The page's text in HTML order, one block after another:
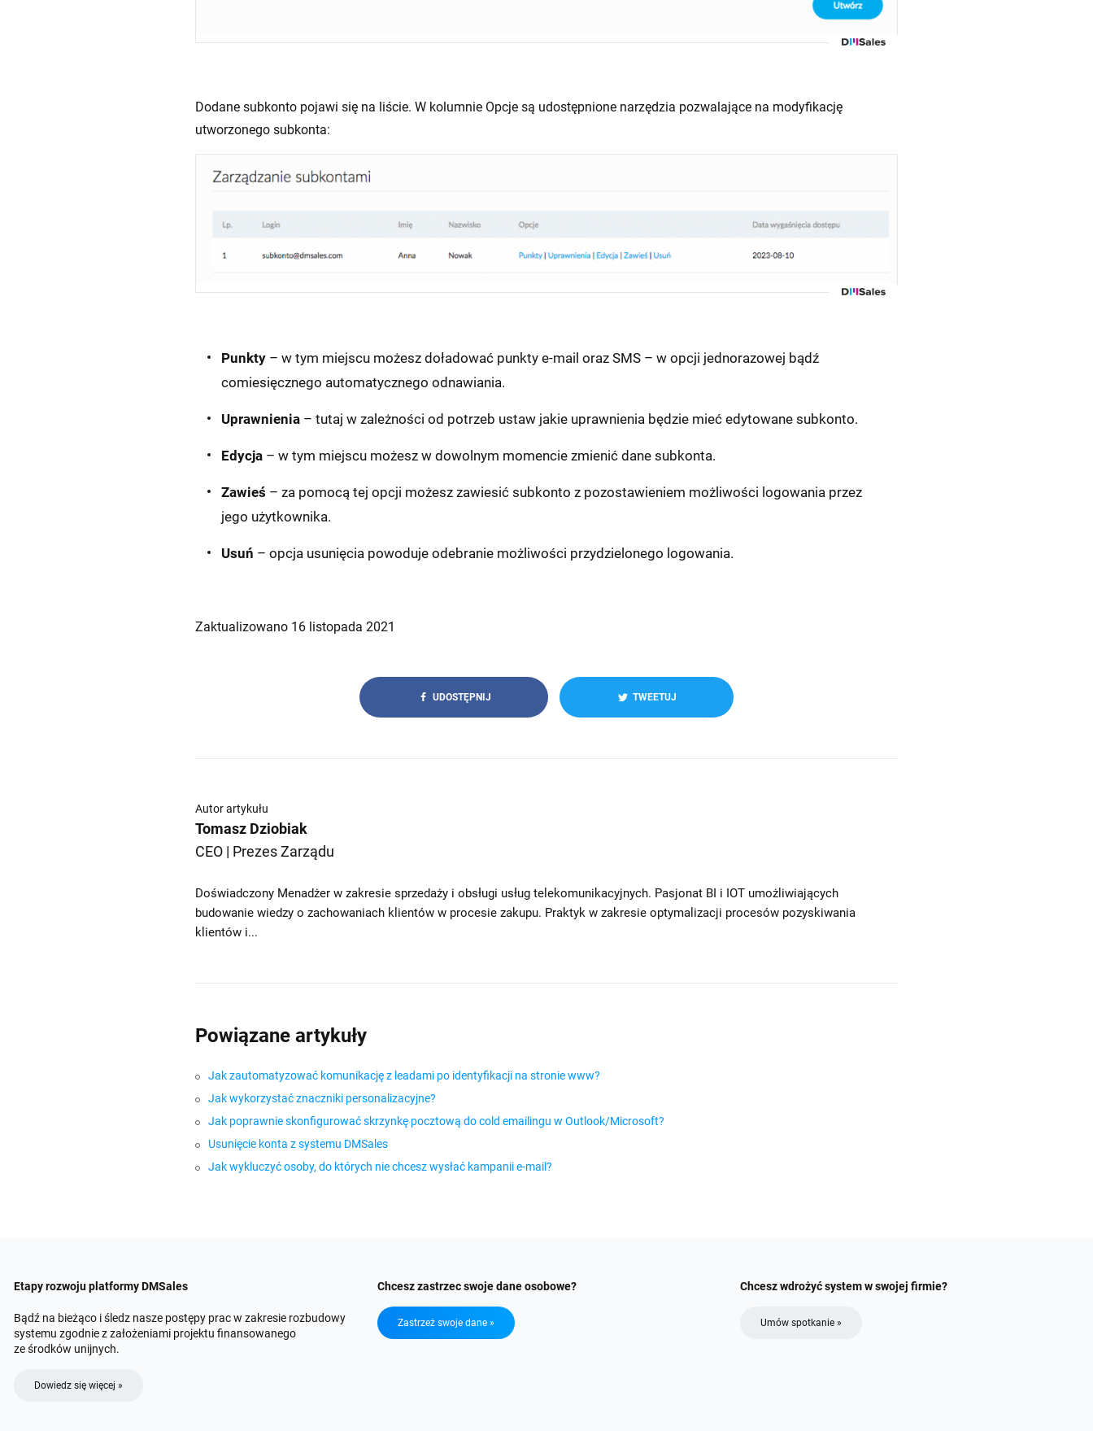
Dodane subkonto pojawi się na liście. W kolumnie Opcje są udostępnione narzędzia pozwalające na modyfikację
utworzonego subkonta:
Punkty – w tym miejscu możesz doładować punkty e-mail oraz SMS – w opcji jednorazowej bądź
comiesięcznego automatycznego odnawiania.
Uprawnienia – tutaj w zależności od potrzeb ustaw jakie uprawnienia będzie mieć edytowane subkonto.
Edycja – w tym miejscu możesz w dowolnym momencie zmienić dane subkonta.
Zawieś – za pomocą tej opcji możesz zawiesić subkonto z pozostawieniem możliwości logowania przez
jego użytkownika.
Usuń – opcja usunięcia powoduje odebranie możliwości przydzielonego logowania.
Zaktualizowano 16 listopada 2021
UDOSTĘPNIJ TWEETUJ
Autor artykułu
Tomasz Dziobiak
CEO | Prezes Zarządu
Doświadczony Menadżer w zakresie sprzedaży i obsługi usług telekomunikacyjnych. Pasjonat BI i IOT umożliwiających
budowanie wiedzy o zachowaniach klientów w procesie zakupu. Praktyk w zakresie optymalizacji procesów pozyskiwania
klientów i...
Powiązane artykuły
Jak zautomatyzować komunikację z leadami po identyfikacji na stronie www?
Jak wykorzystać znaczniki personalizacyjne?
Jak poprawnie skonfigurować skrzynkę pocztową do cold emailingu w Outlook/Microsoft?
Usunięcie konta z systemu DMSales
Jak wykluczyć osoby, do których nie chcesz wysłać kampanii e-mail?
Etapy rozwoju platformy DMSales
Bądź na bieżąco i śledz nasze postępy prac w zakresie rozbudowy
systemu zgodnie z założeniami projektu finansowanego
ze środków unijnych.
Dowiedz się więcej »
Chcesz zastrzec swoje dane osobowe?
Zastrzeż swoje dane »
Chcesz wdrożyć system w swojej firmie?
Umów spotkanie »